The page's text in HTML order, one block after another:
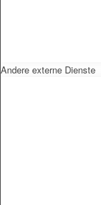
Andere externe Dienste